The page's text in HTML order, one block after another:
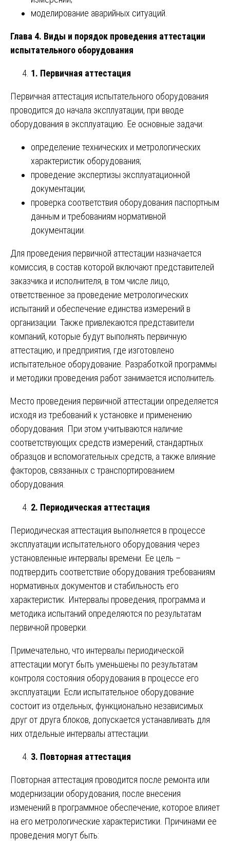
моделирование аварийных ситуаций.
Глава 4. Виды и порядок проведения аттестации
испытательного оборудования
1. Первичная аттестация
Первичная аттестация испытательного оборудования
проводится до начала эксплуатации, при вводе
оборудования в эксплуатацию. Ее основные задачи:
определение технических и метрологических
характеристик оборудования;
проведение экспертизы эксплуатационной
документации;
проверка соответствия оборудования паспортным
данным и требованиям нормативной
документации.
Для проведения первичной аттестации назначается
комиссия, в состав которой включают представителей
заказчика и исполнителя, в том числе лицо,
ответственное за проведение метрологических
испытаний и обеспечение единства измерений в
организации. Также привлекаются представители
компаний, которые будут выполнять первичную
аттестацию, и предприятия, где изготовлено
испытательное оборудование. Разработкой программы
и методики проведения работ занимается исполнитель.
Место проведения первичной аттестации определяется
исходя из требований к установке и применению
оборудования. При этом учитываются наличие
соответствующих средств измерений, стандартных
образцов и вспомогательных средств, а также влияние
факторов, связанных с транспортированием
оборудования.
2. Периодическая аттестация
Периодическая аттестация выполняется в процессе
эксплуатации испытательного оборудования через
установленные интервалы времени. Ее цель –
подтвердить соответствие оборудования требованиям
нормативных документов и стабильность его
характеристик. Интервалы проведения, программа и
методика испытаний определяются по результатам
первичной проверки.
Примечательно, что интервалы периодической
аттестации могут быть уменьшены по результатам
контроля состояния оборудования в процессе его
эксплуатации. Если испытательное оборудование
состоит из отдельных, функционально независимых
друг от друга блоков, допускается устанавливать для
них отдельные интервалы аттестации.
3. Повторная аттестация
Повторная аттестация проводится после ремонта или
модернизации оборудования, после внесения
изменений в программное обеспечение, которое влияет
на его метрологические характеристики. Причинами ее
проведения могут быть: